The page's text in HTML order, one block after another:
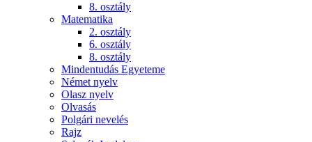
8. osztály
Matematika
2. osztály
6. osztály
8. osztály
Mindentudás Egyeteme
Német nyelv
Olasz nyelv
Olvasás
Polgári nevelés
Rajz